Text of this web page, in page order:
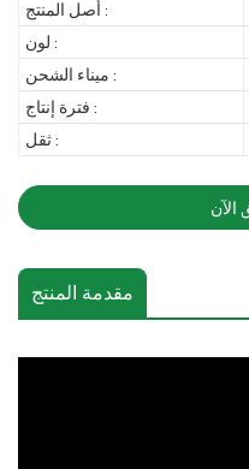
أصل المنتج :
لون :
ميناء الشحن :
فترة إنتاج :
ثقل :
مقدمة المنتج